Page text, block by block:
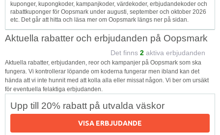
kuponger, kupongkoder, kampanjkoder, värdekoder, erbjudandekoder och
rabattkuponger för Oopsmark under augusti, september och oktober 2026
etc. Det går att hitta och läsa mer om Oopsmark längs ner på sidan.
Aktuella rabatter och erbjudanden på Oopsmark
Det finns 2 aktiva erbjudanden
Aktuella rabatter, erbjudanden, reor och kampanjer på Oopsmark som ska
fungera. Vi kontrollerar löpande om koderna fungerar men ibland kan det
hända att vi inte hunnit med att kolla alla eller missat någon. Vi ber om ursäkt
för eventuella felaktiga erbjudanden.
Upp till 20% rabatt på utvalda väskor
VISA ERBJUDANDE